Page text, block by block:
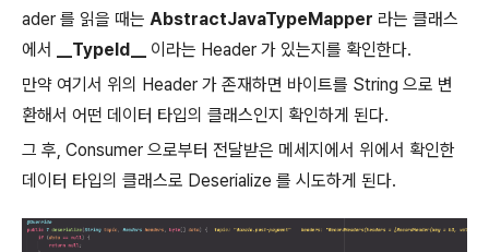
ader 를 읽을 때는 AbstractJavaTypeMapper 라는 클래스
에서
__TypeId__
이라는 Header 가 있는지를 확인한다.
만약 여기서 위의 Header 가 존재하면 바이트를 String 으로 변
환해서 어떤 데이터 타입의 클래스인지 확인하게 된다.
그 후, Consumer 으로부터 전달받은 메세지에서 위에서 확인한
데이터 타입의 클래스로 Deserialize 를 시도하게 된다.